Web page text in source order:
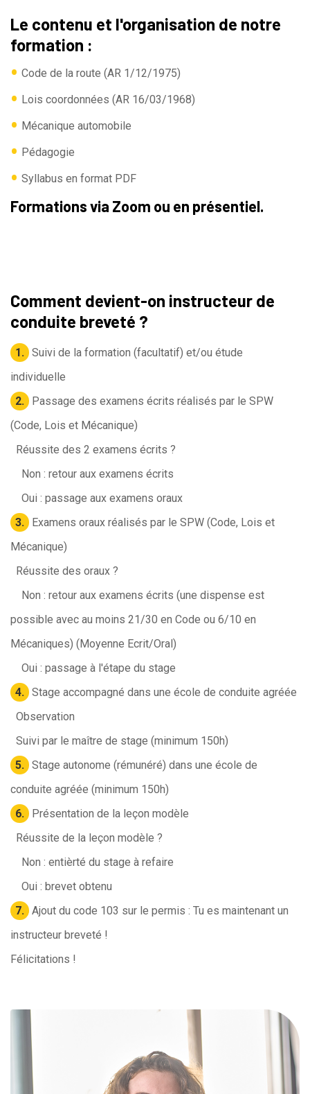
Le contenu et l'organisation de notre
formation :
• Code de la route (AR 1/12/1975)
• Lois coordonnées (AR 16/03/1968)
• Mécanique automobile
• Pédagogie
• Syllabus en format PDF
Formations via Zoom ou en présentiel.
Comment devient-on instructeur de
conduite breveté ?
1. Suivi de la formation (facultatif) et/ou étude
individuelle
2.
Passage des examens écrits réalisés par le SPW
(Code, Lois et Mécanique)
Réussite des 2 examens écrits ?
Non : retour aux examens écrits
Oui : passage aux examens oraux
3.
Examens oraux réalisés par le SPW (Code, Lois et
Mécanique)
Réussite des oraux ?
Non : retour aux examens écrits (une dispense est
possible avec au moins 21/30 en Code ou 6/10 en
Mécaniques) (Moyenne Ecrit/Oral)
Oui : passage à l'étape du stage
4. Stage accompagné dans une école de conduite agréée
Observation
Suivi par le maître de stage (minimum 150h)
5. Stage autonome (rémunéré) dans une école de
conduite agréée (minimum 150h)
6.
Présentation de la leçon modèle
Réussite de la leçon modèle ?
Non : entièrté du stage à refaire
Oui : brevet obtenu
7. Ajout du code 103 sur le permis : Tu es maintenant un
instructeur breveté !
Félicitations !